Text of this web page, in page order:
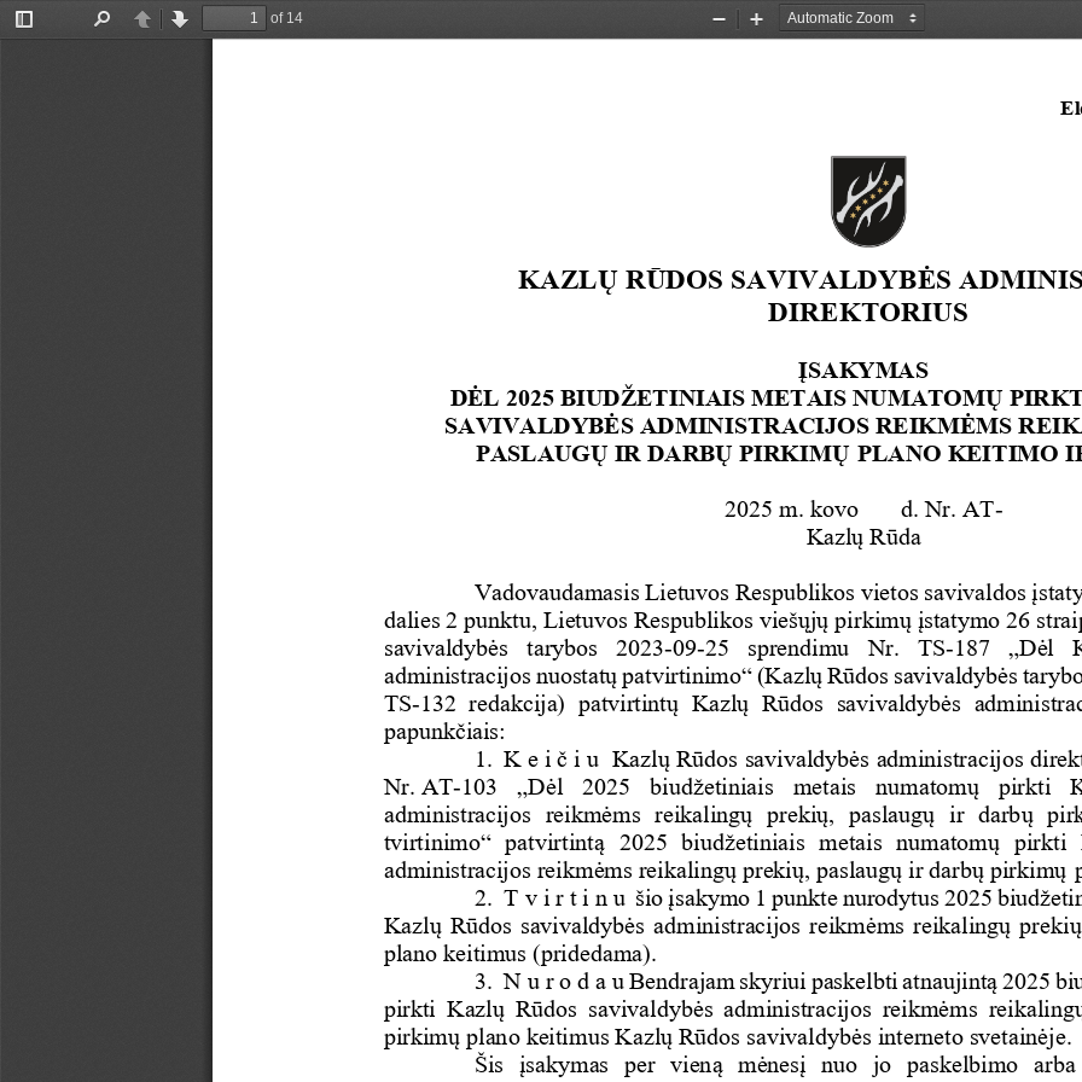
Toggle
PreviousNext
of 14
Zoom
Zoom
KAZLŲ RŪDOS SAVIVALDYBĖS
DIREKTORIUS
ĮSAKYMAS
DĖL 2025 BIUDŽETINIAIS METAIS NUMATOMŲ
SAVIVALDYBĖS ADMINISTRACIJOS REIKMĖMS
PASLAUGŲ IR DARBŲ PIRKIMŲ PLANO KEITIMO
2025 m. kovo
d. Nr. AT-
Kazlų Rūda
Vadovaudamasis Lietuvos Respublikos vietos savivaldos į
dalies 2 punktu, Lietuvos Respublikos viešųjų pirkimų įstatymo 26
savivaldybės tarybos 2023-09-25 sprendimu Nr. TS-187 „Dėl
administracijos nuostatų patvirtinimo“ (Kazlų Rūdos savivaldybės
TS-132 redakcija) patvirtintų Kazlų Rūdos savivaldybės
papunkčiais:
1. K e i č i u Kazlų Rūdos savivaldybės administracijos
Nr. AT-103 „Dėl 2025 biudžetiniais metais numatomų pirkti
administracijos reikmėms reikalingų prekių paslaugų ir darbų
tvirtinimo“ patvirtintą 2025 biudžetiniais metais numatomų pirkti
administracijos reikmėms reikalingų prekių , paslaugų ir darbų pirkimų
2. T v i r t i n u šioįsakymo 1 punkte nurodytus 2025 biudž
Kazlų Rūdos savivaldybės administracijos reikmėms reikalingų prekių
plano keitimus (pridedama).
3. N u r o d a u Bendrajam skyriui paskelbti atnaujintą 2025
pirkti Kazlų Rūdos savivaldybės administracijos reikmėms reikaling
pirkimų plano keitimus Kazlų Rūdos savivaldybės interneto svetainėje.
Šis įsakymas per vieną mėnesį nuo jo paskelbimo arba